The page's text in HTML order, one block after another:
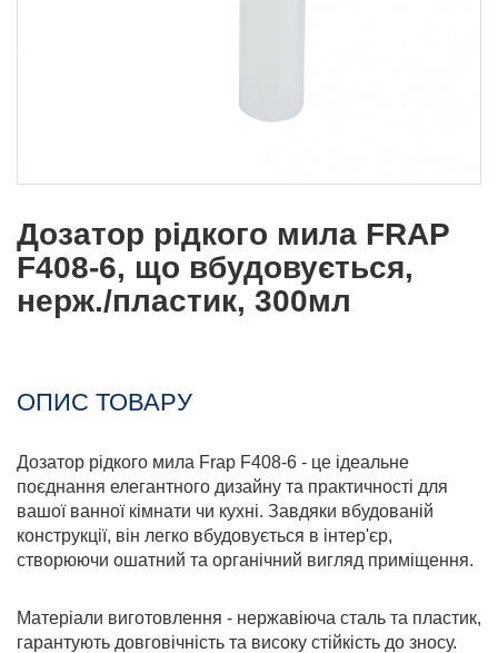
Дозатор рідкого мила FRAP
F408-6, що вбудовується,
нерж./пластик, 300мл
ОПИС ТОВАРУ
Дозатор рідкого мила Frap F408-6 - це ідеальне
поєднання елегантного дизайну та практичності для
вашої ванної кімнати чи кухні. Завдяки вбудованій
конструкції, він легко вбудовується в інтер'єр,
створюючи ошатний та органічний вигляд приміщення.
Матеріали виготовлення - нержавіюча сталь та пластик,
гарантують довговічність та високу стійкість до зносу.